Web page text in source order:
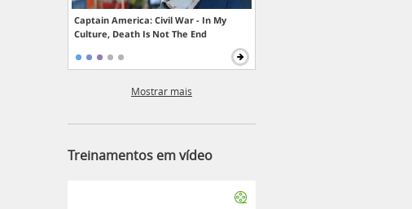
Captain America: Civil War - In My
Culture, Death Is Not The End
Mostrar mais
Treinamentos em vídeo